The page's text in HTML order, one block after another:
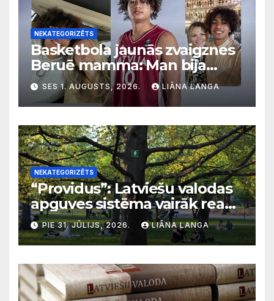
NEKATEGORIZĒTS
Basketbola jaunās zvaigznes
Beruē mamma: Man bija
svarīgi, lai bērni apgūst
latviešu valodu
SES 1. AUGUSTS, 2026. LIĀNA LANGA
NEKATEGORIZĒTS
“Providus”: Latviešu valodas
apguves sistēma vairāk reaģē
uz krīzēm nekā ilgtermiņa
migrācijas tendencēm
PIE 31. JŪLIJS, 2026. LIĀNA LANGA